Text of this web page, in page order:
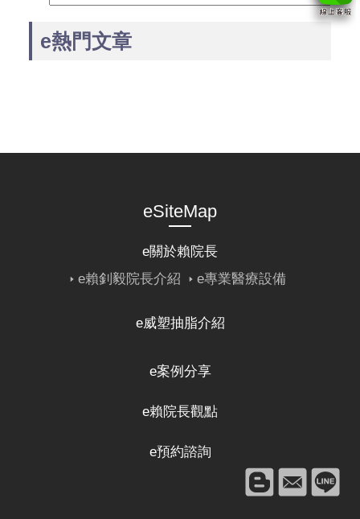
e熱門文章
eSiteMap
e關於賴院長
e賴釗毅院長介紹
e專業醫療設備
e威塑抽脂介紹
e案例分享
e賴院長觀點
e預約諮詢